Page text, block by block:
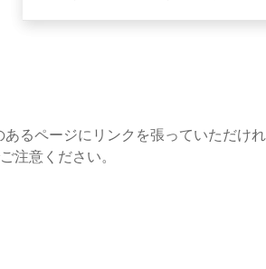
るページにリンクを張っていただけ
注意ください。